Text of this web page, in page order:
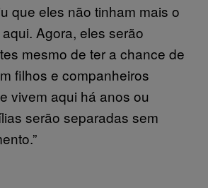
que eles não tinham mais o
Agora, eles serão
mesmo de ter a chance de
filhos e companheiros
vivem aqui há anos ou
serão separadas sem